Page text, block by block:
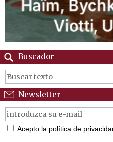
Buscador
Newsletter
Acepto la política de